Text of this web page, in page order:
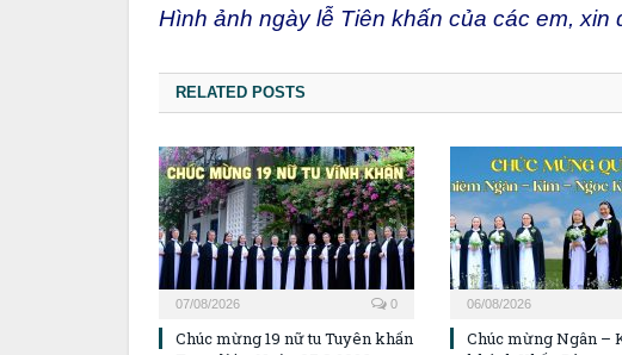
Hình ảnh ngày lễ Tiên khấn của các em, xin
RELATED POSTS
07/08/2026 0
Chúc mừng 19 nữ tu Tuyên khấn
06/08/2026
Chúc mừng Ngân –